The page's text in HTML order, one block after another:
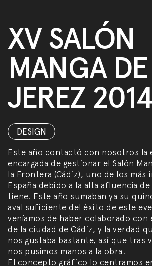
XV SALÓN
MANGA DE
JEREZ 2014
DESIGN
Este año contactó con nosotros la
encargada de gestionar el Salón
la Frontera (Cádiz), uno de los
España debido a la alta afluencia
tiene. Este año sumaban ya su
aval suficiente del éxito de este
veníamos de haber colaborado con
de la ciudad de Cádiz, y la verdad
nos gustaba bastante, así que tras
nos pusimos manos a la obra.
El concepto gráfico lo centramos